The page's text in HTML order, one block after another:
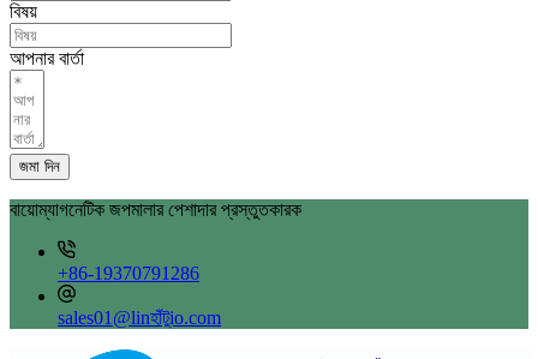
বিষয়
আপনার বার্তা
জমা দিন
বায়োম্যাগনেটিক জপমালার পেশাদার প্রস্তুতকারক
+86-19370791286
sales01@linহাঁটুio.com